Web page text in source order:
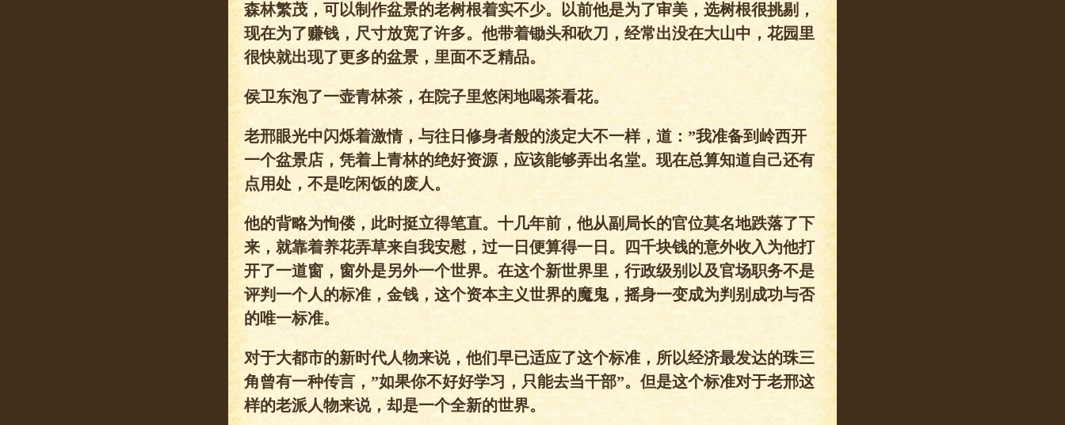
森林繁茂，可以制作盆景的老树根着实不少。以前他是为了审美，选树根很挑剔，
现在为了赚钱，尺寸放宽了许多。他带着锄头和砍刀，经常出没在大山中，花园里
很快就出现了更多的盆景，里面不乏精品。
侯卫东泡了一壶青林茶，在院子里悠闲地喝茶看花。
老邢眼光中闪烁着激情，与往日修身者般的淡定大不一样，道：”我准备到岭西开
一个盆景店，凭着上青林的绝好资源，应该能够弄出名堂。现在总算知道自己还有
点用处，不是吃闲饭的废人。
他的背略为恂偻，此时挺立得笔直。十几年前，他从副局长的官位莫名地跌落了下
来，就靠着养花弄草来自我安慰，过一日便算得一日。四千块钱的意外收入为他打
开了一道窗，窗外是另外一个世界。在这个新世界里，行政级别以及官场职务不是
评判一个人的标准，金钱，这个资本主义世界的魔鬼，摇身一变成为判别成功与否
的唯一标准。
对于大都市的新时代人物来说，他们早已适应了这个标准，所以经济最发达的珠三
角曾有一种传言，”如果你不好好学习，只能去当干部”。但是这个标准对于老邢这
样的老派人物来说，却是一个全新的世界。